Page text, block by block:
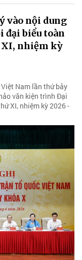
vào nội dung
biểu toàn
XI, nhiệm kỳ
Nam lần thứ bảy
văn kiện trình Đại
XI, nhiệm kỳ 2026 -